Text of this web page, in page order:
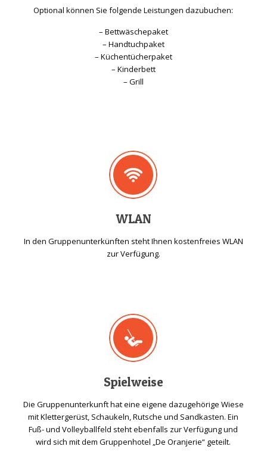
Optional können Sie folgende Leistungen dazubuchen:
– Bettwäschepaket
– Handtuchpaket
– Küchentücherpaket
– Kinderbett
– Grill
WLAN
In den Gruppenunterkünften steht Ihnen kostenfreies WLAN
zur Verfügung.
Spielweise
Die Gruppenunterkunft hat eine eigene dazugehörige Wiese
mit Klettergerüst, Schaukeln, Rutsche und Sandkasten. Ein
Fuß- und Volleyballfeld steht ebenfalls zur Verfügung und
wird sich mit dem Gruppenhotel „De Oranjerie“ geteilt.